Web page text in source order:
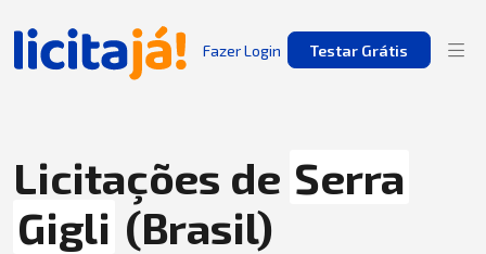
Fazer Login Testar Grátis
Licitações de Serra
Gigli (Brasil)